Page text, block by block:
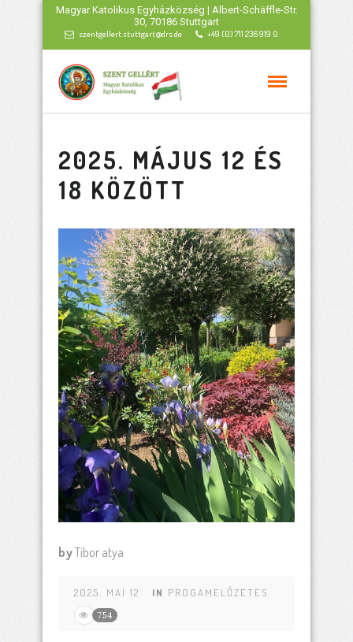
Magyar Katolikus Egyházközség | Albert-Schäffle-Str.
30, 70186 Stuttgart
szentgellert.stuttgart@drs.de +49 (0) 711 236 919 0
2025. MÁJUS 12 ÉS
18 KÖZÖTT
byTibor atya
2025. MAI 12 IN PROGAMELŐZETES
754